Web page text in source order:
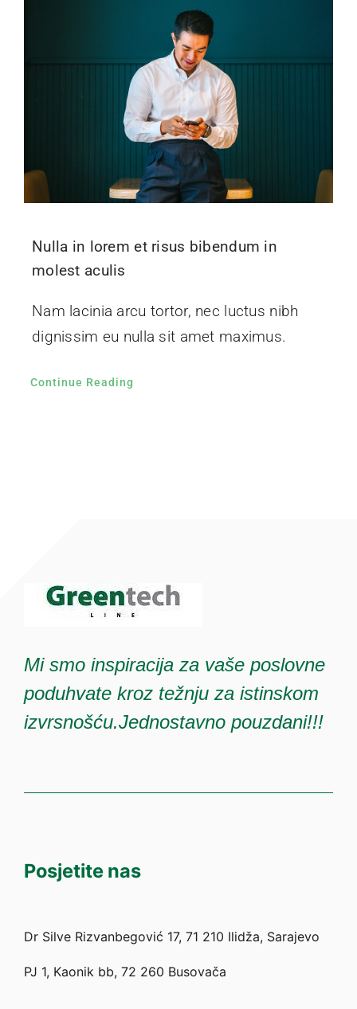
Nulla in lorem et risus bibendum in
molest aculis
Nam lacinia arcu tortor, nec luctus nibh
dignissim eu nulla sit amet maximus.
Continue Reading
Mi smo inspiracija za vaše poslovne
poduhvate kroz težnju za istinskom
izvrsnošću.Jednostavno pouzdani!!!
Posjetite nas
Dr Silve Rizvanbegović 17, 71 210 Ilidža, Sarajevo
PJ 1, Kaonik bb, 72 260 Busovača